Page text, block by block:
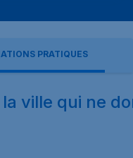
PRATIQUES
ville qui ne